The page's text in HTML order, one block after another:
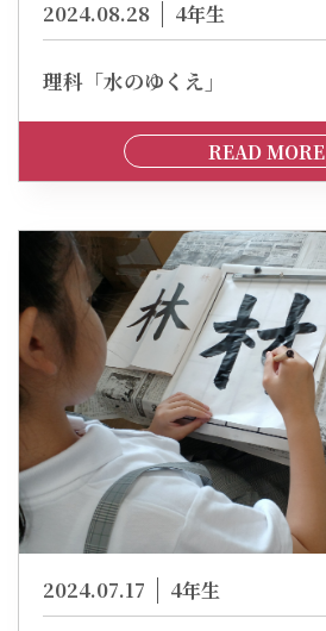
2024.08.28 4年生
理科「水のゆくえ」
READ MORE
2024.07.17 4年生